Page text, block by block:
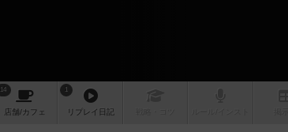
14
店舗/カフェ
1
リプレイ 日記